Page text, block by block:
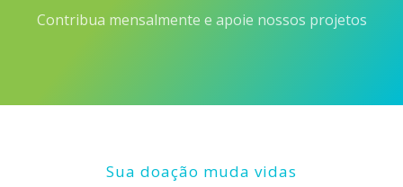
Contribua mensalmente e apoie nossos projetos
Sua doação muda vidas